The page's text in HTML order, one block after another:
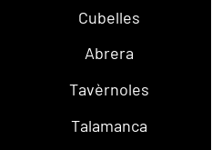
Cubelles
Abrera
Tavèrnoles
Talamanca